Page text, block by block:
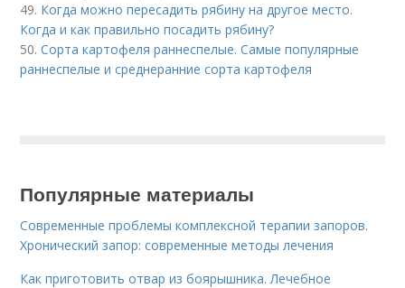
49. Когда можно пересадить рябину на другое место.
Когда и как правильно посадить рябину?
50.Сорта картофеля раннеспелые. Cамые популярные
раннеспелые и среднеранние сорта картофеля
Популярные материалы
Современные проблемы комплексной терапии запоров.
Хронический запор: современные методы лечения
Как приготовить отвар из боярышника. Лечебное